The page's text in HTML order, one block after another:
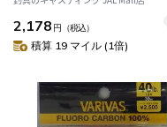
２５ＬＢ（７号）
2,178 円 （税込）
積算 19 マイル (1倍)